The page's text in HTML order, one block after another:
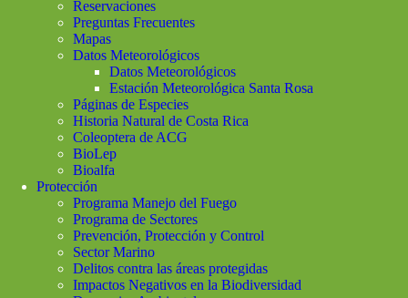
Reservaciones
Preguntas Frecuentes
Mapas
Datos Meteorológicos
Datos Meteorológicos
Estación Meteorológica Santa Rosa
Páginas de Especies
Historia Natural de Costa Rica
Coleoptera de ACG
BioLep
Bioalfa
Protección
Programa Manejo del Fuego
Programa de Sectores
Prevención, Protección y Control
Sector Marino
Delitos contra las áreas protegidas
Impactos Negativos en la Biodiversidad